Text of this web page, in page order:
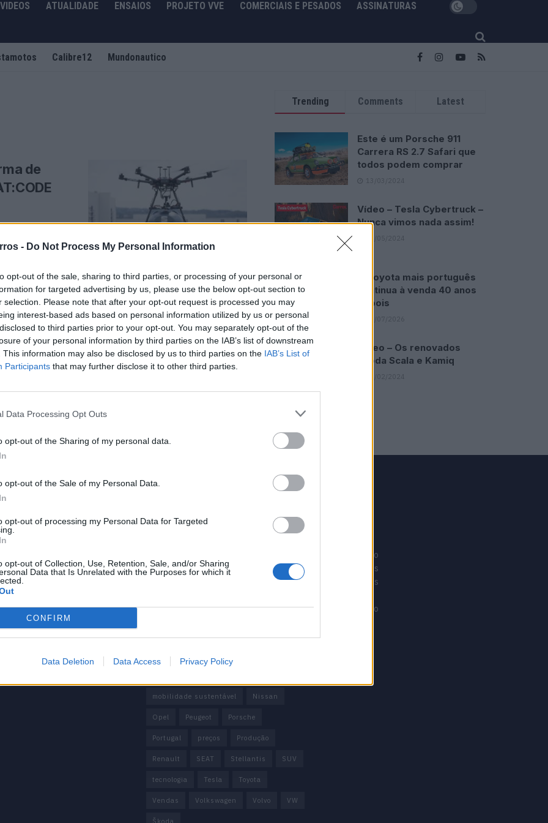
- Do Not Process My Personal Information
opt-out of the sale, sharing to third parties, or processing of your personal or
for targeted advertising by us, please use the below opt-out section to
selection. Please note that after your opt-out request is processed you may
interest-based ads based on personal information utilized by us or personal
to third parties prior to your opt-out. You may separately opt-out of the
of your personal information by third parties on the IAB’s list of downstream
This information may also be disclosed by us to third parties on the IAB’s List of
Participants that may further disclose it to other third parties.
Data Processing Opt Outs
opt-out of the Sharing of my personal data.
opt-out of the Sale of my Personal Data.
opt-out of processing my Personal Data for Targeted
opt-out of Collection, Use, Retention, Sale, and/or Sharing
Data that Is Unrelated with the Purposes for which it
CONFIRM
Data Deletion Data Access Privacy Policy
VIDEOS ATUALIDADE ENSAIOS PROJETO VVE COMERCIAIS E PESADOS ASSINATURAS
Calibre12 Mundonautico
de
multimodal.
o seu
da
mudanças e
Trending Comments Latest
Este é um Porsche 911
Carrera RS 2.7 Safari que
todos podem comprar
13/03/2024
Vídeo – Tesla Cybertruck –
Nunca vimos nada assim!
13/05/2024
O Toyota mais português
continua à venda 40 anos
depois
31/07/2026
Vídeo – Os renovados
Skoda Scala e Kamiq
12/02/2024
importante
Privacidade
condições
Baterias
China Citröen
mobilidade sustentável Nissan
Opel Peugeot Porsche
Portugal preços Produção
Renault SEAT Stellantis SUV
tecnologia Tesla Toyota
Vendas Volkswagen Volvo VW
Škoda
Offroad moto
Revistacarros
Revistamotos
Mundonautico